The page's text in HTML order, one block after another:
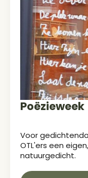
Poëzieweek
Voor
OTL'ers een
natuurgedicht.